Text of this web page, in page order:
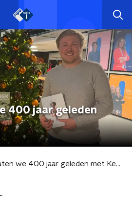
400 jaar geleden
Wat aten we 400 jaar geleden met Kerst?